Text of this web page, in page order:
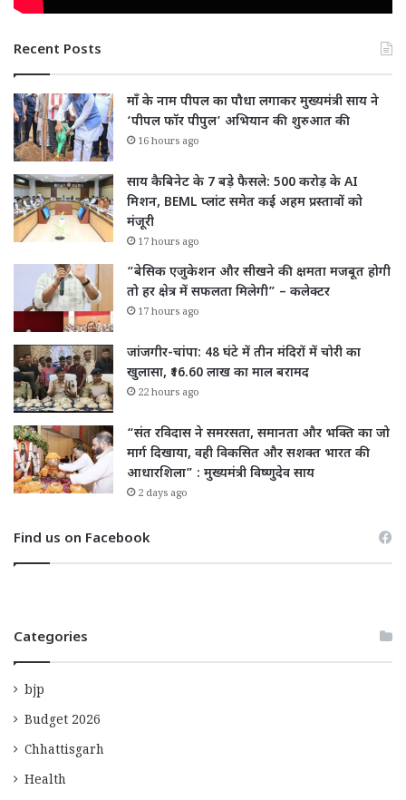
Recent Posts
माँ के नाम पीपल का पौधा लगाकर मुख्यमंत्री साय ने
‘पीपल फॉर पीपुल’ अभियान की शुरुआत की
16 hours ago
साय कैबिनेट के 7 बड़े फैसले: 500 करोड़ के AI
मिशन, BEML प्लांट समेत कई अहम प्रस्तावों को
मंजूरी
17 hours ago
“बेसिक एजुकेशन और सीखने की क्षमता मजबूत होगी
तो हर क्षेत्र में सफलता मिलेगी” – कलेक्टर
17 hours ago
जांजगीर-चांपा: 48 घंटे में तीन मंदिरों में चोरी का
खुलासा, ₹16.60 लाख का माल बरामद
22 hours ago
“संत रविदास ने समरसता, समानता और भक्ति का जो
मार्ग दिखाया, वही विकसित और सशक्त भारत की
आधारशिला” : मुख्यमंत्री विष्णुदेव साय
2 days ago
Find us on Facebook
Categories
bjp
Budget 2026
Chhattisgarh
Health